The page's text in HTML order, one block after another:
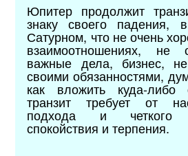
Юпитер продолжит
знаку своего падения,
Сатурном, что не очень
взаимоотношениях, не
важные дела, бизнес, не
своими обязанностями,
как вложить куда-либо
транзит требует от
подхода и четкого
спокойствия и терпения.